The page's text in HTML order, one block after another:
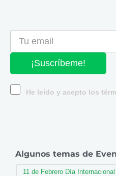
¡Suscríbeme!
He leído y acepto los
Algunos temas de
11 de Febrero Día